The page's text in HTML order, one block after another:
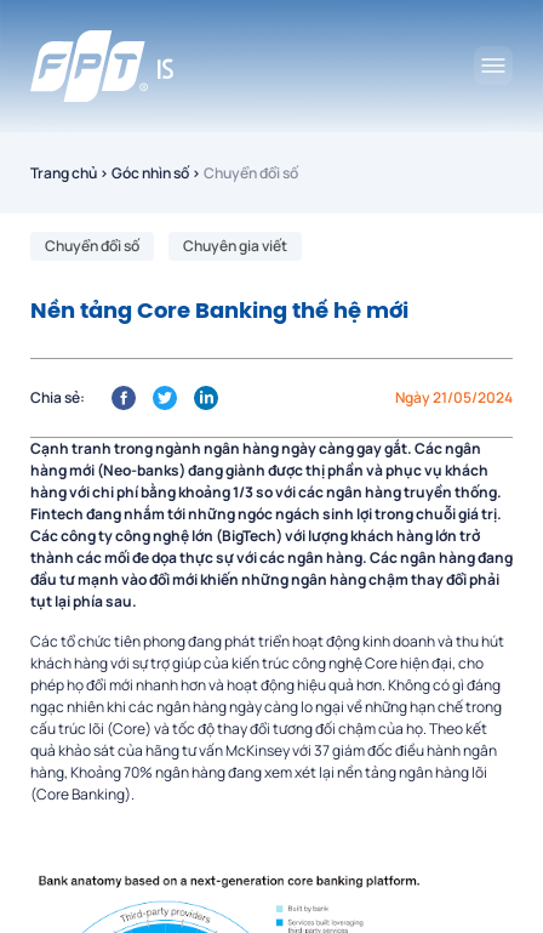
Trang chủ › Góc nhìn số› Chuyển đổi số
Chuyển đổi số Chuyên gia viết
Nền tảng Core Banking thế hệ mới
Ngày 21/05/2024
Chia sẻ:
Cạnh tranh trong ngành ngân hàng ngày càng gay gắt. Các ngân
hàng mới (Neo-banks) đang giành được thị phần và phục vụ khách
hàng với chi phí bằng khoảng 1/3 so với các ngân hàng truyền thống.
Fintech đang nhắm tới những ngóc ngách sinh lợi trong chuỗi giá trị.
Các công ty công nghệ lớn (BigTech) với lượng khách hàng lớn trở
thành các mối đe dọa thực sự với các ngân hàng. Các ngân hàng đang
đầu tư mạnh vào đổi mới khiến những ngân hàng chậm thay đổi phải
tụt lại phía sau.
Các tổ chức tiên phong đang phát triển hoạt động kinh doanh và thu hút
khách hàng với sự trợ giúp của kiến ​​trúc công nghệ Core hiện đại, cho
phép họ đổi mới nhanh hơn và hoạt động hiệu quả hơn. Không có gì đáng
ngạc nhiên khi các ngân hàng ngày càng lo ngại về những hạn chế trong
cấu trúc lõi (Core) và tốc độ thay đổi tương đối chậm của họ. Theo kết
quả khảo sát của hãng tư vấn McKinsey với 37 giám đốc điều hành ngân
hàng, Khoảng 70% ngân hàng đang xem xét lại nền tảng ngân hàng lõi
(Core Banking).